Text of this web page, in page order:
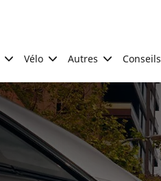
Vélo Autres Conseils